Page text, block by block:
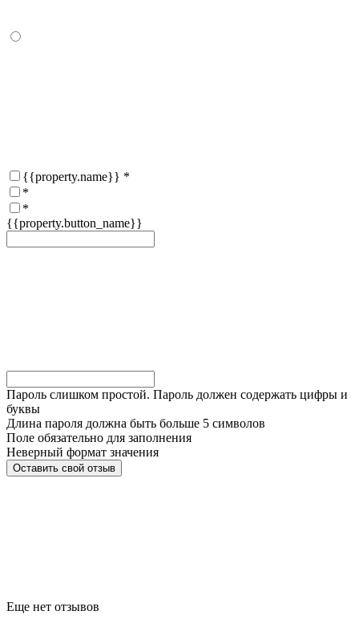
{{property.name}} *
*
*
{{property.button_name}}
Пароль слишком простой. Пароль должен содержать цифры и
буквы
Длина пароля должна быть больше 5 символов
Поле обязательно для заполнения
Неверный формат значения
Еще нет отзывов